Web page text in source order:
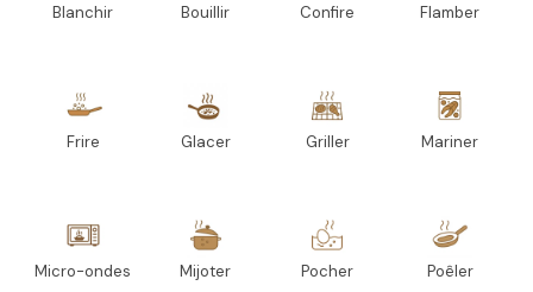
Blanchir Bouillir Confire Flamber
Frire Glacer Griller Mariner
Micro-ondes Mijoter Pocher Poêler